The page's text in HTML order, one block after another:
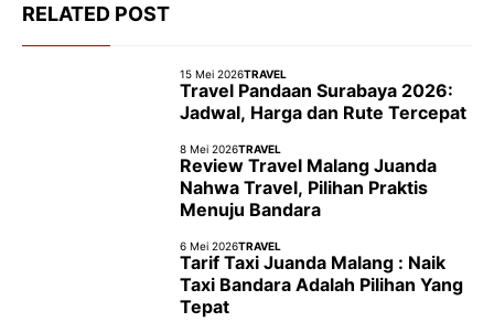
RELATED POST
15 Mei 2026TRAVEL
Travel Pandaan Surabaya 2026:
Jadwal, Harga dan Rute Tercepat
8 Mei 2026TRAVEL
Review Travel Malang Juanda
Nahwa Travel, Pilihan Praktis
Menuju Bandara
6 Mei 2026TRAVEL
Tarif Taxi Juanda Malang : Naik
Taxi Bandara Adalah Pilihan Yang
Tepat